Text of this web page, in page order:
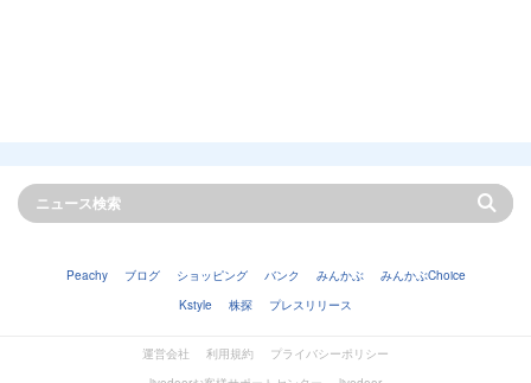
Peachy ブログ ショッピング バンク みんかぶ
みんかぶChoice
Kstyle
株探 プレスリリース
運営会社 利用規約
プライバシーポリシー